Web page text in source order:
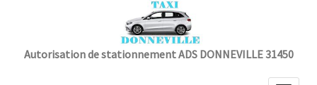
Autorisation de stationnement ADS DONNEVILLE 31450